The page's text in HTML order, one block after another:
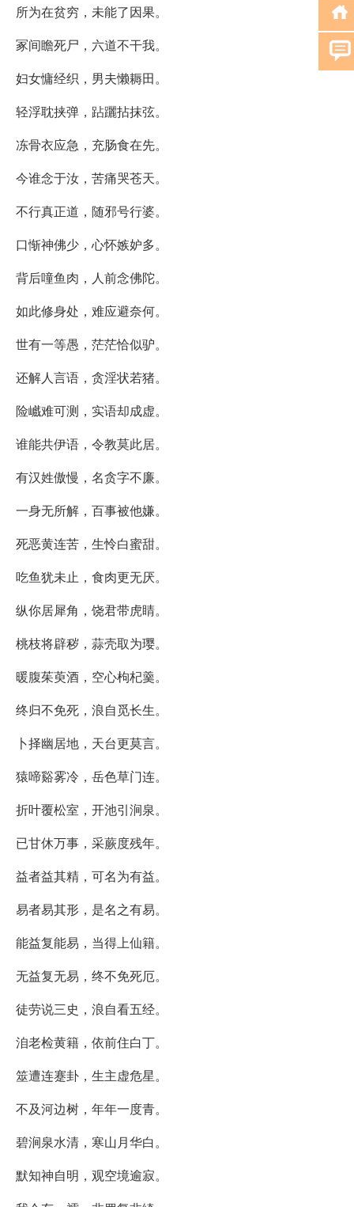
所为在贫穷，未能了因果。
冢间瞻死尸，六道不干我。
妇女慵经织，男夫懒耨田。
轻浮耽挟弹，跕躧拈抹弦。
冻骨衣应急，充肠食在先。
今谁念于汝，苦痛哭苍天。
不行真正道，随邪号行婆。
口惭神佛少，心怀嫉妒多。
背后噇鱼肉，人前念佛陀。
如此修身处，难应避奈何。
世有一等愚，茫茫恰似驴。
还解人言语，贪淫状若猪。
险巇难可测，实语却成虚。
谁能共伊语，令教莫此居。
有汉姓傲慢，名贪字不廉。
一身无所解，百事被他嫌。
死恶黄连苦，生怜白蜜甜。
吃鱼犹未止，食肉更无厌。
纵你居犀角，饶君带虎睛。
桃枝将辟秽，蒜壳取为璎。
暖腹茱萸酒，空心枸杞羹。
终归不免死，浪自觅长生。
卜择幽居地，天台更莫言。
猿啼谿雾冷，岳色草门连。
折叶覆松室，开池引涧泉。
已甘休万事，采蕨度残年。
益者益其精，可名为有益。
易者易其形，是名之有易。
能益复能易，当得上仙籍。
无益复无易，终不免死厄。
徒劳说三史，浪自看五经。
洎老检黄籍，依前住白丁。
筮遭连蹇卦，生主虚危星。
不及河边树，年年一度青。
碧涧泉水清，寒山月华白。
默知神自明，观空境逾寂。